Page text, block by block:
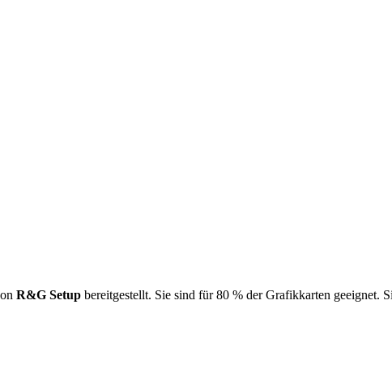
R&G Setup bereitgestellt. Sie sind für 80 % der Grafikkarten geeignet.